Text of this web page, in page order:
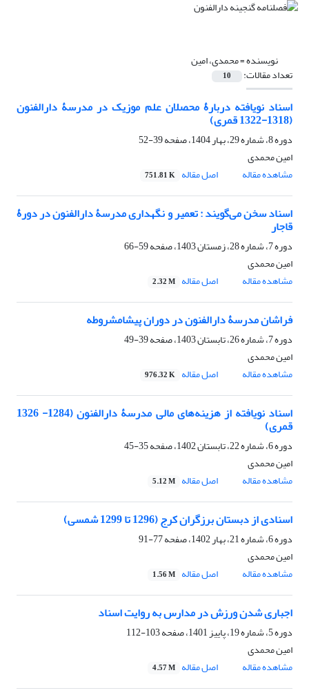
نویسنده =محمدی، امین
تعداد مقالات: 10
اسناد نویافته دربارۀ محصلان علم موزیک در مدرسۀ دارالفنون
(1318-1322 قمری)
دوره 8، شماره 29، بهار 1404، صفحه
39-52
امین محمدی
مشاهده مقاله
اصل مقاله 751.81 K
اسناد سخن می‌گویند : تعمیر و نگهداری مدرسۀ دارالفنون در دورۀ
قاجار
دوره 7، شماره 28، زمستان 1403، صفحه
59-66
امین محمدی
مشاهده مقاله
اصل مقاله 2.32 M
فراشان مدرسۀ دارالفنون در دوران پیشامشروطه
دوره 7، شماره 26، تابستان 1403، صفحه
39-49
امین محمدی
مشاهده مقاله
اصل مقاله 976.32 K
اسناد نویافته از هزینه‌های مالی مدرسۀ دارالفنون (1284- 1326
قمری)
دوره 6، شماره 22، تابستان 1402، صفحه
35-45
امین محمدی
مشاهده مقاله
اصل مقاله 5.12 M
اسنادی از دبستان برزگران کرج (1296 تا 1299 شمسی)
دوره 6، شماره 21، بهار 1402، صفحه
77-91
امین محمدی
مشاهده مقاله
اصل مقاله 1.56 M
اجباری شدن ورزش در مدارس به روایت اسناد
دوره 5، شماره 19، پاییز 1401، صفحه
103-112
امین محمدی
مشاهده مقاله
اصل مقاله 4.57 M